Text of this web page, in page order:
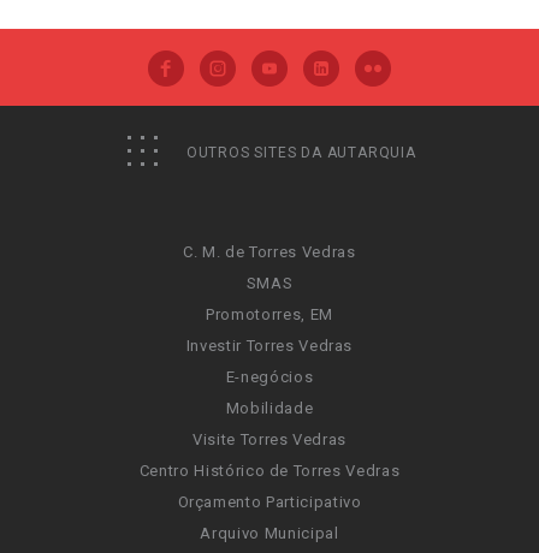
OUTROS SITES DA AUTARQUIA
C. M. de Torres Vedras
SMAS
Promotorres, EM
Investir Torres Vedras
E-negócios
Mobilidade
Visite Torres Vedras
Centro Histórico de Torres Vedras
Orçamento Participativo
Arquivo Municipal